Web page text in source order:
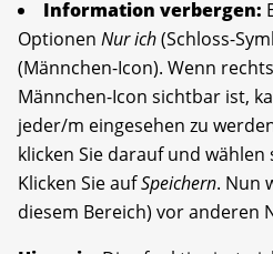
Information verbergen:
Optionen Nur ich(Schloss-
(Männchen-Icon). Wenn
Männchen-Icon sichtbar ist,
jeder/m eingesehen zu
klicken Sie darauf und
Klicken Sie aufSpeichern. Nun
diesem Bereich) vor anderen